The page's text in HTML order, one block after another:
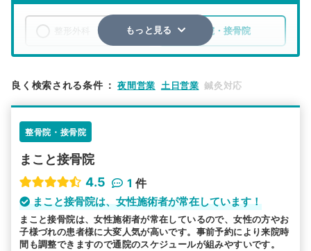
整骨院・接骨院
検索する
駅から探す 院名から探す
もっと見る
良く検索される条件 ： 夜間営業 土日営業 鍼灸対応
整骨院・接骨院
まこと接骨院
4.5
1 件
まこと接骨院は、女性施術者が常在しています！
まこと接骨院は、女性施術者が常在しているので、女性の方やお
子様づれの患者様に大変人気が高いです。事前予約により来院時
間も調整できますので通院のスケジュールが組みやすいです。